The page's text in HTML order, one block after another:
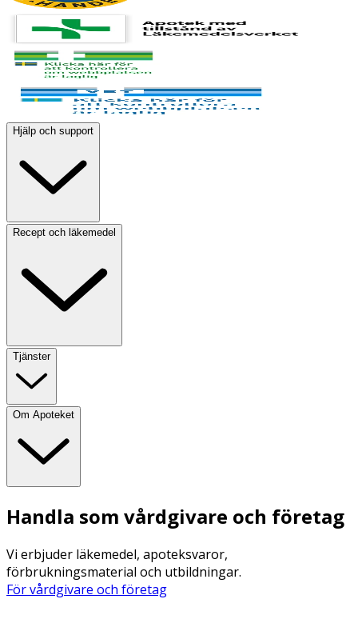
Hjälp och support
Recept och läkemedel
Tjänster
Om Apoteket
Handla som vårdgivare och företag
Vi erbjuder läkemedel, apoteksvaror,
förbrukningsmaterial och utbildningar.
För vårdgivare och företag